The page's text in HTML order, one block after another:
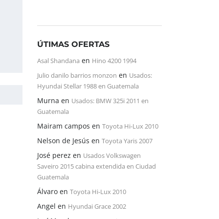
ÚTIMAS OFERTAS
Asal Shandana en Hino 4200 1994
Julio danilo barrios monzon en Usados:
Hyundai Stellar 1988 en Guatemala
Murna en Usados: BMW 325i 2011 en
Guatemala
Mairam campos en Toyota Hi-Lux 2010
Nelson de Jesús en Toyota Yaris 2007
José perez en Usados Volkswagen
Saveiro 2015 cabina extendida en Ciudad
Guatemala
Álvaro en Toyota Hi-Lux 2010
Angel en Hyundai Grace 2002